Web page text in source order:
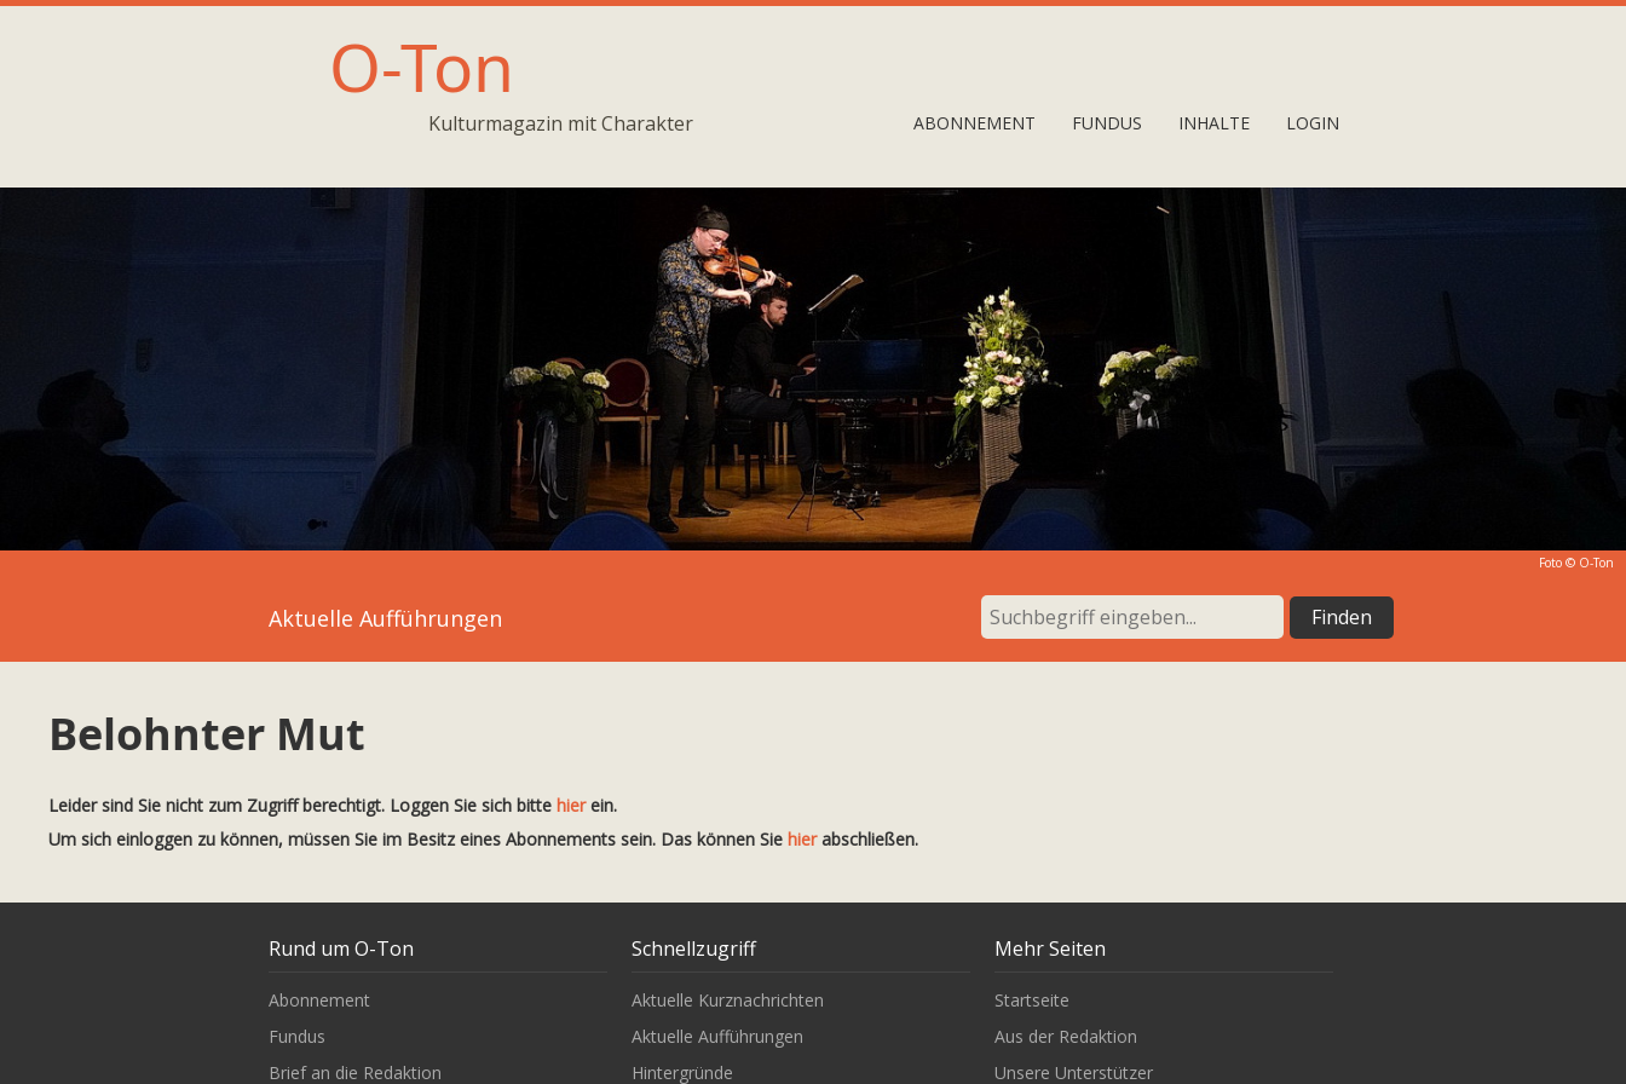
O-Ton
Kulturmagazin mit Charakter ABONNEMENT FUNDUS INHALTE LOGIN
Foto © O-Ton
Aktuelle Aufführungen
Belohnter Mut
Leider sind Sie nicht zum Zugriff berechtigt. Loggen Sie sich bitte hierein.
Um sich einloggen zu können, müssen Sie im Besitz eines Abonnements sein. Das können Sie hierabschließen.
Rund um O-Ton
Abonnement
Fundus
Brief an die Redaktion
Schnellzugriff
Aktuelle Kurznachrichten
Aktuelle Aufführungen
Hintergründe
Mehr Seiten
Startseite
Aus der Redaktion
Unsere Unterstützer